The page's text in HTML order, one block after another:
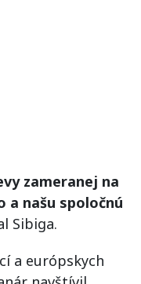
zameranej na
a našu spoločnú
Sibiga.
a európskych